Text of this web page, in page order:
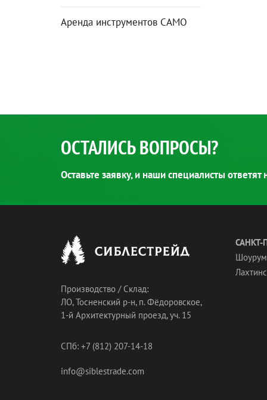
Аренда инструментов CAMO
ОСТАЛИСЬ ВОПРОСЫ?
Оставьте заявку, и наши специалисты
Производство / Склад:
ЛО, Тосненский р-н, п. Фёдоровское,
1-й Архитектурный проезд, уч. 15
СПб: +7 (812) 207-14-18
info@siblestrade.com
САНКТ-